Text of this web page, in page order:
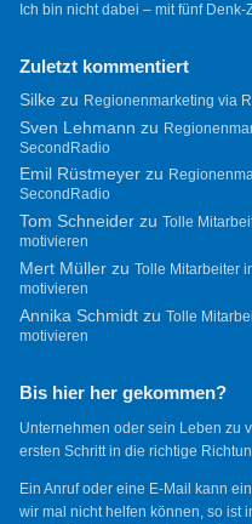
Ich bin nicht dabei – mit fünf
Zuletzt kommentiert
Silkezu Regionenmarketing via
Sven Lehmann zu
SecondRadio
Emil Rüstmeyerzu
SecondRadio
Tom Schneiderzu Tolle
motivieren
Mert Müllerzu Tolle Mitarbeiter
motivieren
Annika Schmidtzu Tolle
motivieren
Bis hier her gekommen?
Unternehmen oder sein Leben zu
ersten Schritt in die richtige
Ein Anruf oder eine E-Mail kann
wir mal nicht helfen können, so ist